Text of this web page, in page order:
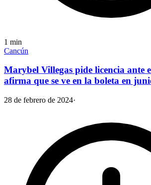
1 min
Cancún
Marybel Villegas pide licencia ante
afirma que se ve en la boleta en
28 de febrero de 2024·